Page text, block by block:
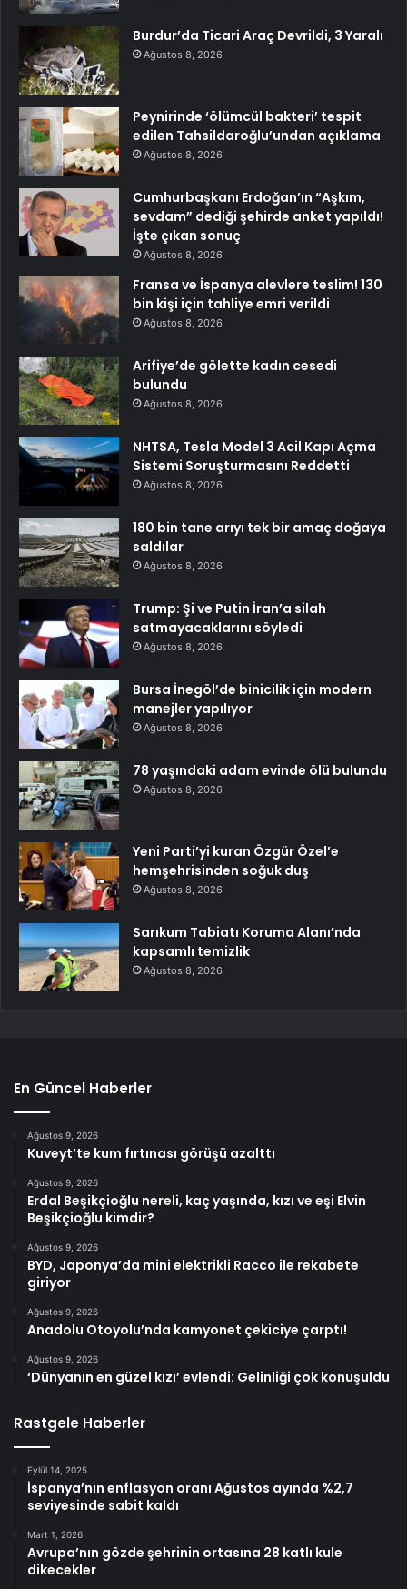
Burdur’da Ticari Araç Devrildi, 3 Yaralı
Ağustos 8, 2026
Peynirinde ‘ölümcül bakteri’ tespit
edilen Tahsildaroğlu’undan açıklama
Ağustos 8, 2026
Cumhurbaşkanı Erdoğan’ın “Aşkım,
sevdam” dediği şehirde anket yapıldı!
İşte çıkan sonuç
Ağustos 8, 2026
Fransa ve İspanya alevlere teslim! 130
bin kişi için tahliye emri verildi
Ağustos 8, 2026
Arifiye’de gölette kadın cesedi
bulundu
Ağustos 8, 2026
NHTSA, Tesla Model 3 Acil Kapı Açma
Sistemi Soruşturmasını Reddetti
Ağustos 8, 2026
180 bin tane arıyı tek bir amaç doğaya
saldılar
Ağustos 8, 2026
Trump: Şi ve Putin İran’a silah
satmayacaklarını söyledi
Ağustos 8, 2026
Bursa İnegöl’de binicilik için modern
manejler yapılıyor
Ağustos 8, 2026
78 yaşındaki adam evinde ölü bulundu
Ağustos 8, 2026
Yeni Parti’yi kuran Özgür Özel’e
hemşehrisinden soğuk duş
Ağustos 8, 2026
Sarıkum Tabiatı Koruma Alanı’nda
kapsamlı temizlik
Ağustos 8, 2026
En Güncel Haberler
Ağustos 9, 2026
Kuveyt’te kum fırtınası görüşü azalttı
Ağustos 9, 2026
Erdal Beşikçioğlu nereli, kaç yaşında, kızı ve eşi Elvin
Beşikçioğlu kimdir?
Ağustos 9, 2026
BYD, Japonya’da mini elektrikli Racco ile rekabete
giriyor
Ağustos 9, 2026
Anadolu Otoyolu’nda kamyonet çekiciye çarptı!
Ağustos 9, 2026
‘Dünyanın en güzel kızı’ evlendi: Gelinliği çok konuşuldu
Rastgele Haberler
Eylül 14, 2025
İspanya’nın enflasyon oranı Ağustos ayında %2,7
seviyesinde sabit kaldı
Mart 1, 2026
Avrupa’nın gözde şehrinin ortasına 28 katlı kule
dikecekler